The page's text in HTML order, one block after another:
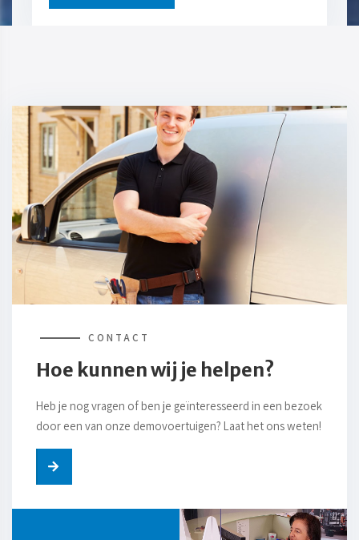
CONTACT
Hoe kunnen wij je helpen?
Heb je nog vragen of ben je geïnteresseerd in een bezoek
door een van onze demovoertuigen? Laat het ons weten!